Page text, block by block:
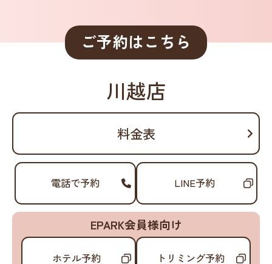
ご予約はこちら
川越店
料金表
電話で予約 LINE予約
EPARK会員様向け
ホテル予約 トリミング予約